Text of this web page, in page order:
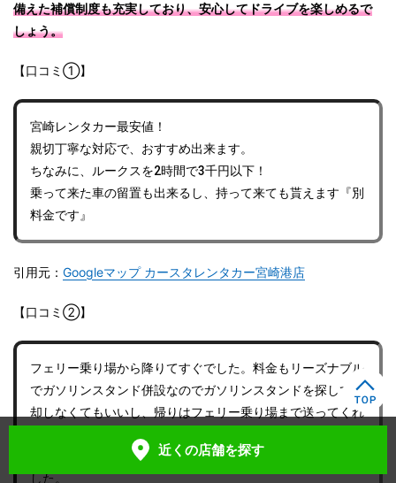
備えた補償制度も充実しており、安心してドライブを楽しめるで
しょう。
【口コミ①】
宮崎レンタカー最安値！
親切丁寧な対応で、おすすめ出来ます。
ちなみに、ルークスを2時間で3千円以下！
乗って来た車の留置も出来るし、持って来ても貰えます『別
料金です』
引用元： Googleマップ カースタレンタカー宮崎港店
【口コミ②】
フェリー乗り場から降りてすぐでした。料金もリーズナブル
でガソリンスタンド併設なのでガソリンスタンドを探して返
却しなくてもいいし、帰りはフェリー乗り場まで送ってくれ
宮崎県内運転しやすいし景色は綺麗だしドライブ旅行最高で
した。
近くの店舗を探す